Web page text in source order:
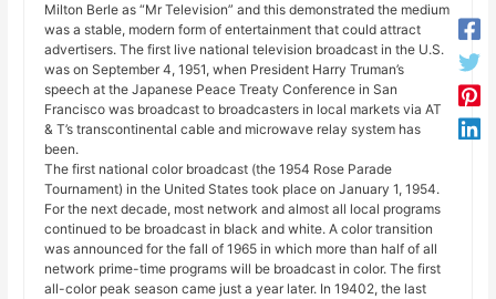
Milton Berle as “Mr Television” and this demonstrated the medium
was a stable, modern form of entertainment that could attract
advertisers. The first live national television broadcast in the U.S.
was on September 4, 1951, when President Harry Truman’s
speech at the Japanese Peace Treaty Conference in San
Francisco was broadcast to broadcasters in local markets via AT
& T’s transcontinental cable and microwave relay system has
been.
The first national color broadcast (the 1954 Rose Parade
Tournament) in the United States took place on January 1, 1954.
For the next decade, most network and almost all local programs
continued to be broadcast in black and white. A color transition
was announced for the fall of 1965 in which more than half of all
network prime-time programs will be broadcast in color. The first
all-color peak season came just a year later. In 19402, the last